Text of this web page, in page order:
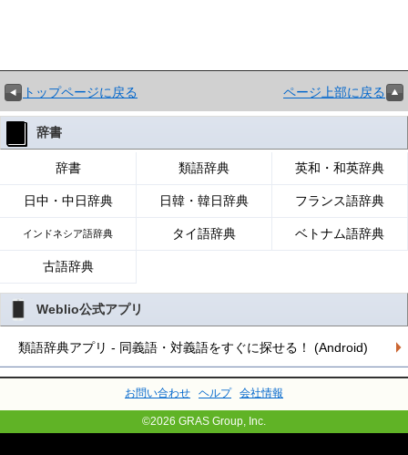
トップページに戻る ページ上部に戻る
辞書
辞書 類語辞典 英和・和英辞典
日中・中日辞典 日韓・韓日辞典 フランス語辞典
インドネシア語辞典 タイ語辞典 ベトナム語辞典
古語辞典
Weblio公式アプリ
類語辞典アプリ - 同義語・対義語をすぐに探せる！ (Android)
お問い合わせ ヘルプ 会社情報
©2026 GRAS Group, Inc.